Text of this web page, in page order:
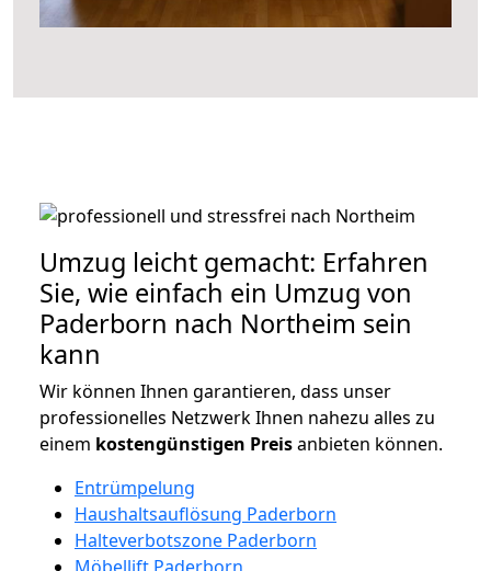
Umzug leicht gemacht: Erfahren
Sie, wie einfach ein Umzug von
Paderborn nach Northeim sein
kann
Wir können Ihnen garantieren, dass unser
professionelles Netzwerk Ihnen nahezu alles zu
einem kostengünstigen Preisanbieten können.
Entrümpelung
Haushaltsauflösung Paderborn
Halteverbotszone Paderborn